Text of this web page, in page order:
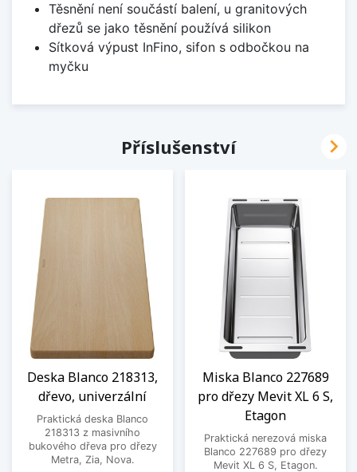
Těsnění není součástí balení, u granitových
dřezů se jako těsnění používá silikon
Sítková výpust InFino, sifon s odbočkou na
myčku
Příslušenství
Deska Blanco 218313,
dřevo, univerzální
Praktická deska Blanco
218313 z masivního
bukového dřeva pro dřezy
Metra, Zia, Nova.
Miska Blanco 227689
pro dřezy Mevit XL 6 S,
Etagon
Praktická nerezová miska
Blanco 227689 pro dřezy
Mevit XL 6 S, Etagon.
